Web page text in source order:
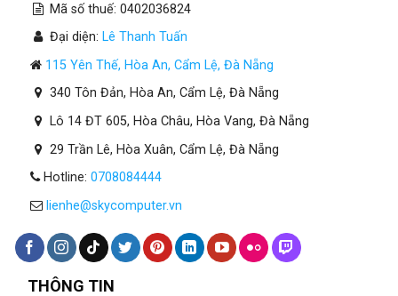
Bao
Mã số thuế: 0402036824
Đại diện: Lê Thanh Tuấn
115 Yên Thế, Hòa An, Cẩm Lệ, Đà Nẵng
340 Tôn Đản, Hòa An, Cẩm Lệ, Đà Nẵng
Lô 14 ĐT 605, Hòa Châu, Hòa Vang, Đà Nẵng
29 Trần Lê, Hòa Xuân, Cẩm Lệ, Đà Nẵng
Hotline: 0708084444
lienhe@skycomputer.vn
THÔNG TIN